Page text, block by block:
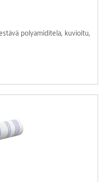
polyamiditela, kuvioitu,